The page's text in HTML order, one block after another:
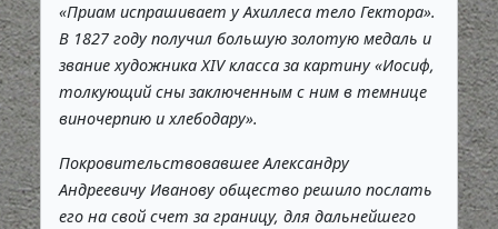
«Приам испрашивает у Ахиллеса тело Гектора».
В 1827 году получил большую золотую медаль и
звание художника XIV класса за картину «Иосиф,
толкующий сны заключенным с ним в темнице
виночерпию и хлебодару».
Покровительствовавшее Александру
Андреевичу Иванову общество решило послать
его на свой счет за границу, для дальнейшего